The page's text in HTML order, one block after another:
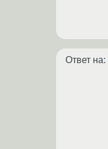
Ответ на: